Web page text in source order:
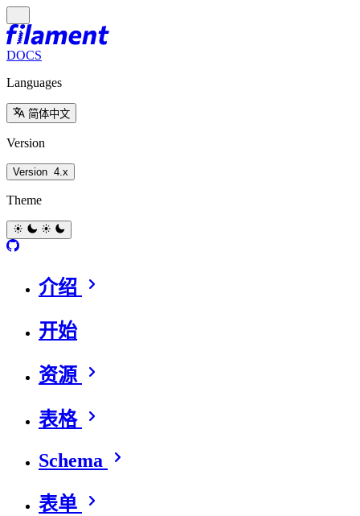
DOCS
Languages
简体中文
Version
Version 4.x
Theme
介绍
开始
资源
表格
Schema
表单